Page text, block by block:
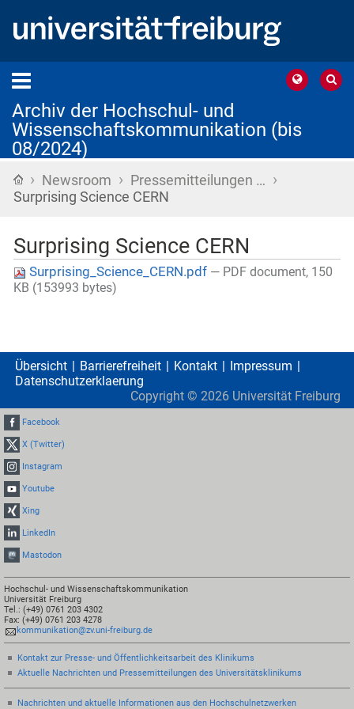
Archiv der Hochschul- und
Wissenschaftskommunikation (bis
08/2024)
Startseite
› Newsroom › Pressemitteilungen … ›
Surprising Science CERN
Surprising Science CERN
Surprising_Science_CERN.pdf — PDF document, 150
KB (153993 bytes)
Übersicht Barrierefreiheit Kontakt
Impressum
Datenschutzerklaerung
Copyright © 2026 Universität Freiburg
Facebook
X (Twitter)
Instagram
Youtube
Xing
LinkedIn
Mastodon
Hochschul- und Wissenschaftskommunikation
Universität Freiburg
Tel.: (+49) 0761 203 4302
Fax: (+49) 0761 203 4278
kommunikation@zv.uni-freiburg.de
Kontakt zur Presse- und Öffentlichkeitsarbeit des Klinikums
Aktuelle Nachrichten und Pressemitteilungen des Universitätsklinikums
Nachrichten und aktuelle Informationen aus den Hochschulnetzwerken